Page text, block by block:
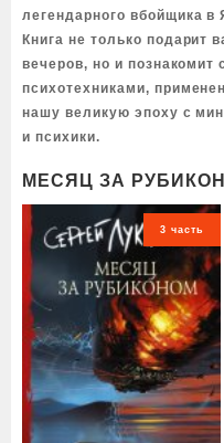
легендарного вбойщика
Книга не только подарит
вечеров, но и
психотехниками,
нашу великую эпоху с
и психики.
МЕСЯЦ ЗА
3 часть